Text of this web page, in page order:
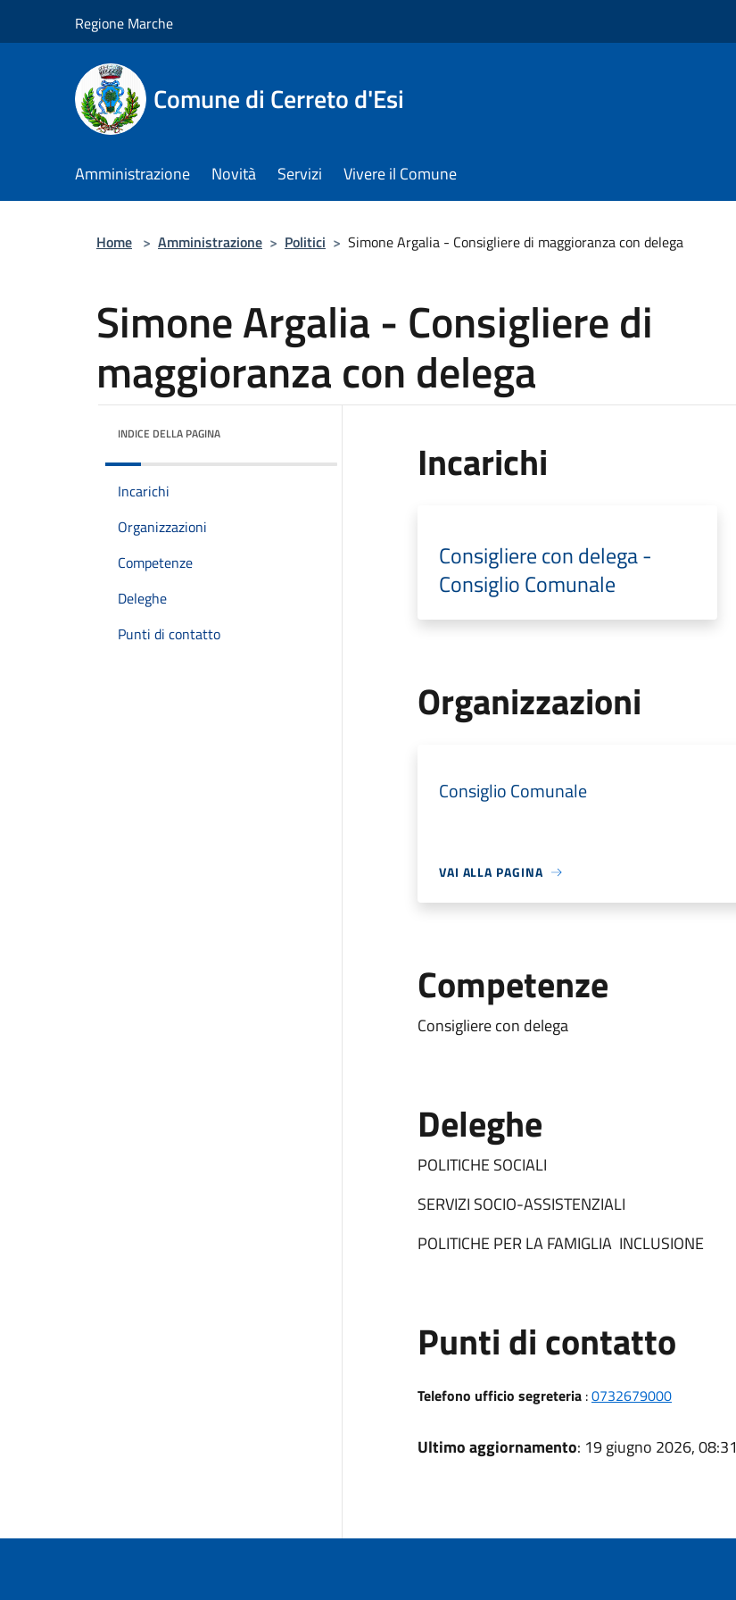
Regione Marche
Comune di Cerreto d'Esi
Amministrazione Novità Servizi Vivere il Comune
Home > Amministrazione > Politici > Simone Argalia - Consigliere di maggioranza con delega
Simone Argalia - Consigliere di
maggioranza con delega
INDICE DELLA PAGINA
Incarichi
Organizzazioni
Competenze
Deleghe
Punti di contatto
Incarichi
Consigliere con delega -
Consiglio Comunale
Organizzazioni
Consiglio Comunale
VAI ALLA PAGINA
Competenze
Consigliere con delega
Deleghe
POLITICHE SOCIALI
SERVIZI SOCIO-ASSISTENZIALI
POLITICHE PER LA FAMIGLIA INCLUSIONE
Punti di contatto
Telefono ufficio segreteria:0732679000
Ultimo aggiornamento: 19 giugno 2026, 08:31